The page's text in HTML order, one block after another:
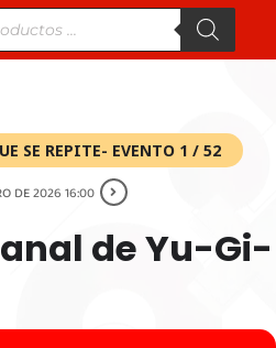
SE REPITE- EVENTO 1 / 52
DE 2026 16:00
de Yu-Gi-